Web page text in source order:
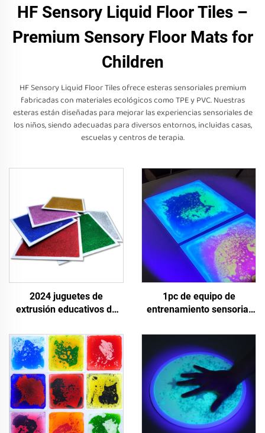
HF Sensory Liquid Floor Tiles –
Premium Sensory Floor Mats for
Children
HF Sensory Liquid Floor Tiles ofrece esteras sensoriales premium
fabricadas con materiales ecológicos como TPE y PVC. Nuestras
esteras están diseñadas para mejorar las experiencias sensoriales de
los niños, siendo adecuadas para diversos entornos, incluidas casas,
escuelas y centros de terapia.
2024 juguetes de
extrusión educativos de
seguras, antideslizantes,
arena movida líquida,
alfombras sensoriales
para el suelo
1pc de equipo de
entrenamiento sensorial
estrés UV líquido sensorial
alfombra de suelo
juguetes sensoriales para
niños con necesidades
especiales autismo